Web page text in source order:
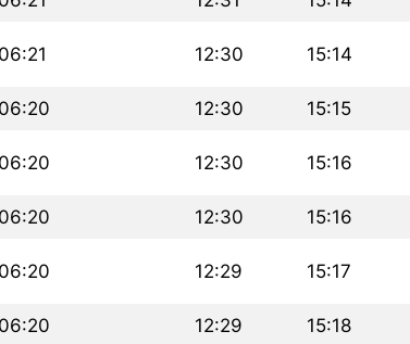
06:21 12:30 15:14
06:20 12:30 15:15
06:20 12:30 15:16
06:20 12:30 15:16
06:20 12:29 15:17
06:20 12:29 15:18